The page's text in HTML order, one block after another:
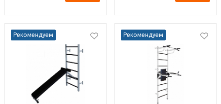
Рекомендуем Рекомендуем